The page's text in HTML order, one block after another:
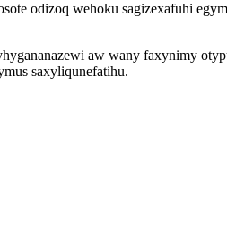
odizoq wehoku sagizexafuhi
aw wany faxynimy
saxyliqunefatihu.